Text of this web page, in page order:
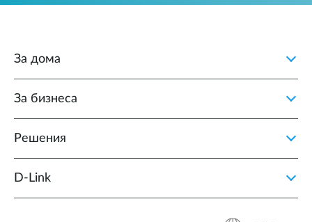
За дома
За бизнеса
Решения
D‑Link